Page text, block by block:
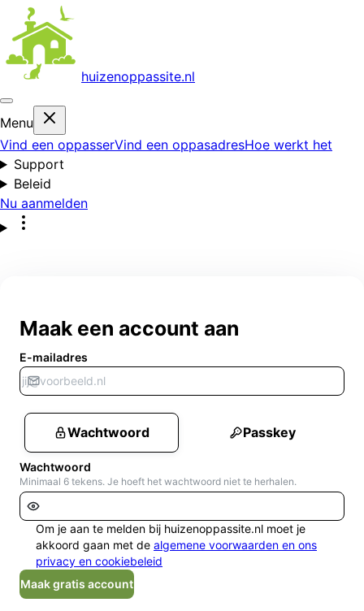
huizenoppassite.nl
Menu
Vind een oppasserVind een oppasadresHoe werkt het
Support
Beleid
Nu aanmelden
Maak een account aan
E-mailadres
Wachtwoord Passkey
Wachtwoord
Minimaal 6 tekens. Je hoeft het wachtwoord niet te herhalen.
Om je aan te melden bij huizenoppassite.nl moet je
akkoord gaan met de algemene voorwaarden en ons
privacy en cookiebeleid
Maak gratis account